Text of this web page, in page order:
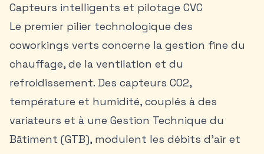
Capteurs intelligents et pilotage CVC
Le premier pilier technologique des
coworkings verts concerne la gestion fine du
chauffage, de la ventilation et du
refroidissement. Des capteurs CO2,
température et humidité, couplés à des
variateurs et à une Gestion Technique du
Bâtiment (GTB), modulent les débits d’air et